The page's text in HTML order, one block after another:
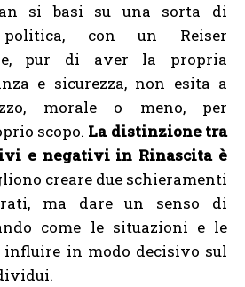
si basi su una sorta di
politica, con un Reiser
pur di aver la propria
e sicurezza, non esita a
morale o meno, per
scopo. La distinzione tra
e negativi in Rinascita è
creare due schieramenti
ma dare un senso di
come le situazioni e le
influire in modo decisivo sul